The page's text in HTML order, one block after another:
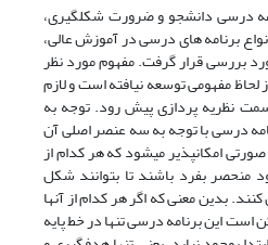
درسی دانشجو و ضرورت شکلگیری،
برنامه های درسی در آموزش عالی،
بررسی قرار گرفت. مفهوم مورد نظر
لحاظ مفهومی توسعه نیافته است و لازم
نظریه پردازی پیش رود. توجه به
درسی با توجه به سه عنصر اصلی آن
امکانپذیر میشود که هر کدام از
منحصر بفرد باشند تا بتوانند شکل
بدین معنی که اگر هر کدام از آنها
است این برنامه درسی تنها در خط پایه